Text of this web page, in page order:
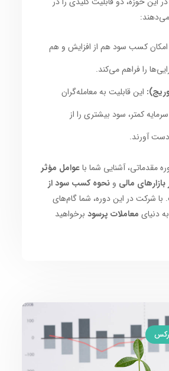
می‌دهند:
امکان کسب سود هم از افزایش و هم
را فراهم می‌کند.
این قابلیت به معامله‌گران
کمتر، سود بیشتری را از
آورند.
مقدماتی، آشنایی شما باعوامل مؤثر
مالی ونحوه کسب سود از
شرکت در این دوره، شما گام‌های
دنیای معاملات پرسود برخواهید